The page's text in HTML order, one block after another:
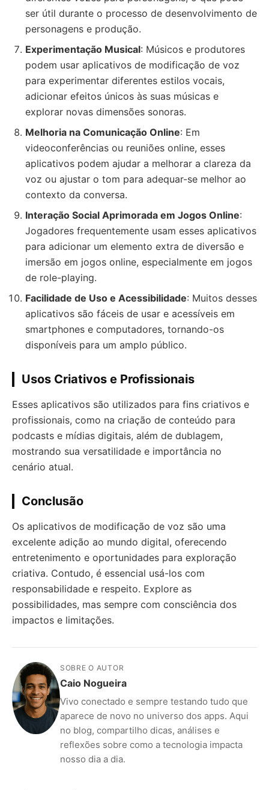
ser útil durante o processo de desenvolvimento de
personagens e produção.
Experimentação Musical: Músicos e produtores
podem usar aplicativos de modificação de voz
para experimentar diferentes estilos vocais,
adicionar efeitos únicos às suas músicas e
explorar novas dimensões sonoras.
Melhoria na Comunicação Online: Em
videoconferências ou reuniões online, esses
aplicativos podem ajudar a melhorar a clareza da
voz ou ajustar o tom para adequar-se melhor ao
contexto da conversa.
Interação Social Aprimorada em Jogos Online:
Jogadores frequentemente usam esses aplicativos
para adicionar um elemento extra de diversão e
imersão em jogos online, especialmente em jogos
de role-playing.
Facilidade de Uso e Acessibilidade: Muitos desses
aplicativos são fáceis de usar e acessíveis em
smartphones e computadores, tornando-os
disponíveis para um amplo público.
Usos Criativos e Profissionais
Esses aplicativos são utilizados para fins criativos e
profissionais, como na criação de conteúdo para
podcasts e mídias digitais, além de dublagem,
mostrando sua versatilidade e importância no
cenário atual.
Conclusão
Os aplicativos de modificação de voz são uma
excelente adição ao mundo digital, oferecendo
entretenimento e oportunidades para exploração
criativa. Contudo, é essencial usá-los com
responsabilidade e respeito. Explore as
possibilidades, mas sempre com consciência dos
impactos e limitações.
SOBRE O AUTOR
Caio Nogueira
Vivo conectado e sempre testando tudo que
aparece de novo no universo dos apps. Aqui
no blog, compartilho dicas, análises e
reflexões sobre como a tecnologia impacta
nosso dia a dia.